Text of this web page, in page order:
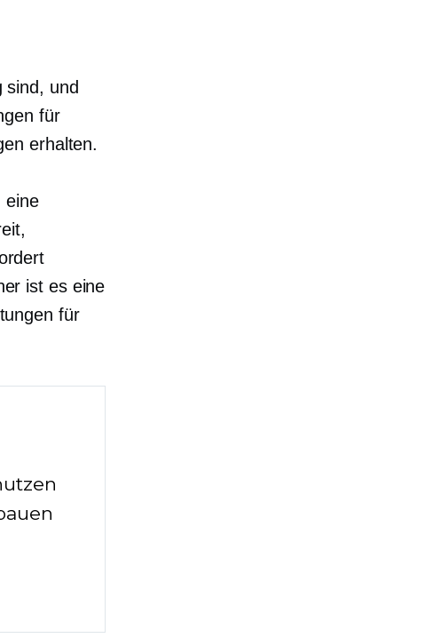
sind, und
für
erhalten.
eine
ist es eine
für